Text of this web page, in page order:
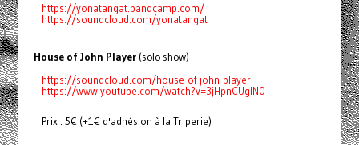
https://yonatangat.bandcamp.com/
https://soundcloud.com/yonatangat
House of John Player(solo show)
https://soundcloud.com/house-of-john-player
https://www.youtube.com/watch?v=3jHpnCUglN0
Prix : 5€ (+1€ d'adhésion à la Triperie)